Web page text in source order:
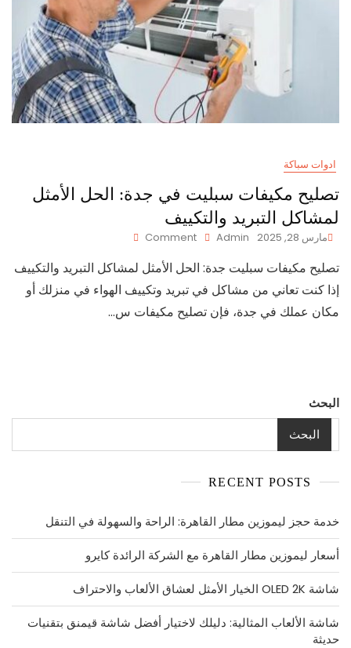
ادوات سباكة
تصليح مكيفات سبليت في جدة: الحل الأمثل
لمشاكل التبريد والتكييف
مارس 28, 2025 Admin
Comment
مكيفات
سبليت
في
جدة:
تصليح مكيفات سبليت جدة: الحل الأمثل لمشاكل التبريد والتكييف
إذا كنت تعاني من مشاكل في تبريد وتكييف الهواء في منزلك أو
مكان عملك في جدة، فإن تصليح مكيفات س…
البحث
البحث
RECENT POSTS
خدمة حجز ليموزين مطار القاهرة: الراحة والسهولة في التنقل
أسعار ليموزين مطار القاهرة مع الشركة الرائدة كايرو
شاشة OLED 2K الخيار الأمثل لعشاق الألعاب والاحتراف
شاشة الألعاب المثالية: دليلك لاختيار أفضل شاشة قيمنق بتقنيات
حديثة